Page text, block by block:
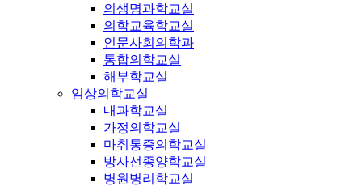
의생명과학교실
의학교육학교실
인문사회의학과
통합의학교실
해부학교실
임상의학교실
내과학교실
가정의학교실
마취통증의학교실
방사선종양학교실
병원병리학교실